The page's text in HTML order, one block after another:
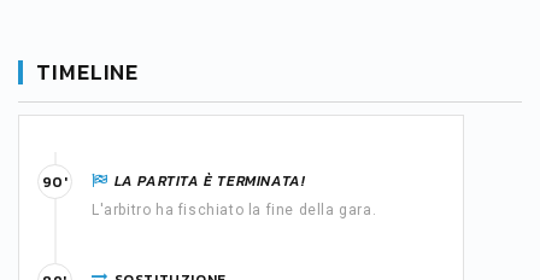
TIMELINE
LA PARTITA È TERMINATA!
L'arbitro ha fischiato la fine della gara.
90'